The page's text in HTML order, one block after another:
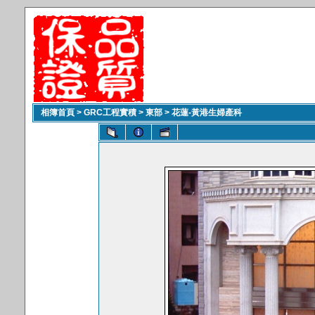
相簿首頁 > GRC工程實積 > 東部 > 花蓮-黃港生婦產科